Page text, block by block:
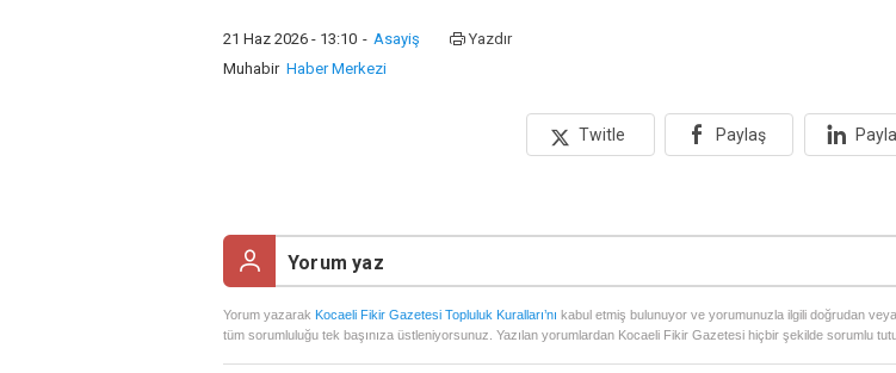
21 Haz 2026 - 13:10 - Asayiş
Yazdır
Muhabir Haber Merkezi
Twitle Paylaş
Yorum yazarak Kocaeli Fikir Gazetesi Topluluk Kuralları’nı kabul etmiş bulunuyor ve yorumunuzla ilgili doğrudan veya
tüm sorumluluğu tek başınıza üstleniyorsunuz. Yazılan yorumlardan Kocaeli Fikir Gazetesi hiçbir şekilde sorumlu